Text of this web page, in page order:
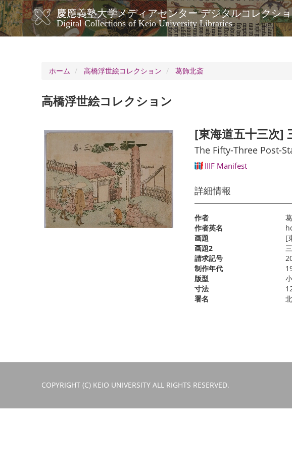
メ
イ
ン
コ
慶應義塾大学メディアセンター デジタルコレクシ
Digital Collections of Keio University Libraries
メ
イ
ビ
ー
シ
ン
ホーム
高橋浮世絵コレクション 葛飾北斎
高橋浮世絵コレクション
[東海道五十三次]
The Fifty-Three Post-
IIIF Manifest
詳細情報
作者
作者英名
画題
[
画題2
請求記号
制作年代
版型
寸法
署名
COPYRIGHT (C) KEIO UNIVERSITY ALL RIGHTS RESERVED.